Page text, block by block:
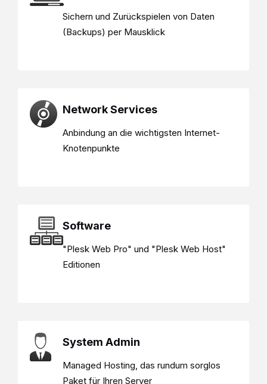
Sichern und Zurückspielen von Daten
(Backups) per Mausklick
Network Services
Anbindung an die wichtigsten Internet-
Knotenpunkte
Software
"Plesk Web Pro" und "Plesk Web Host"
Editionen
System Admin
Managed Hosting, das rundum sorglos
Paket für Ihren Server